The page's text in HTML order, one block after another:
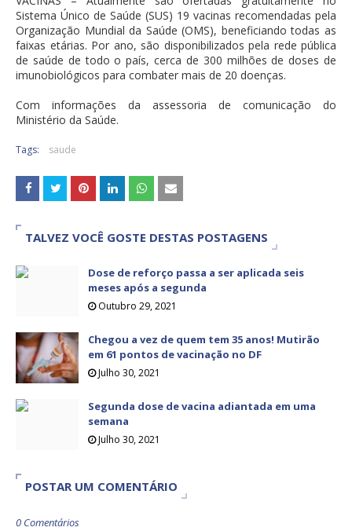
Sistema Único de Saúde (SUS) 19 vacinas recomendadas pela
Organização Mundial da Saúde (OMS), beneficiando todas as
faixas etárias. Por ano, são disponibilizados pela rede pública
de saúde de todo o país, cerca de 300 milhões de doses de
imunobiológicos para combater mais de 20 doenças.
Com informações da assessoria de comunicação do
Ministério da Saúde.
Tags: saude
TALVEZ VOCÊ GOSTE DESTAS POSTAGENS
Dose de reforço passa a ser aplicada seis
meses após a segunda
Outubro 29, 2021
Chegou a vez de quem tem 35 anos! Mutirão
em 61 pontos de vacinação no DF
Julho 30, 2021
Segunda dose de vacina adiantada em uma
semana
Julho 30, 2021
POSTAR UM COMENTÁRIO
0 Comentários